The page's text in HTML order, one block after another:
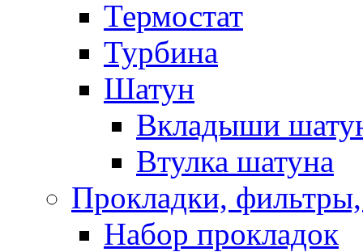
Термостат
Турбина
Шатун
Вкладыши
Втулка шатуна
Прокладки,
Набор прокладок